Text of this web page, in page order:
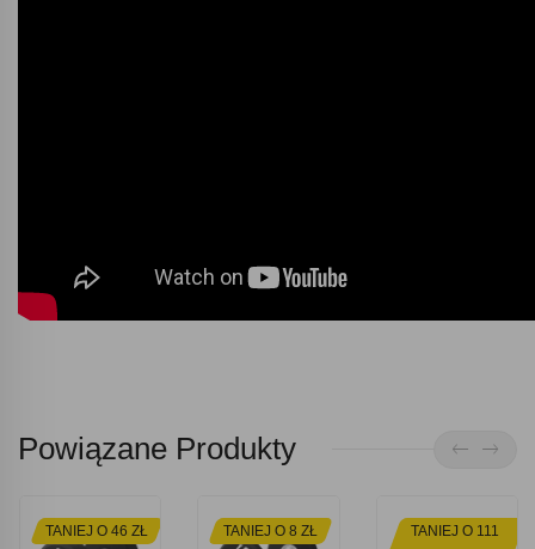
Powiązane Produkty
TANIEJ O 46 ZŁ TANIEJ O 8 ZŁ
TANIEJ O 111